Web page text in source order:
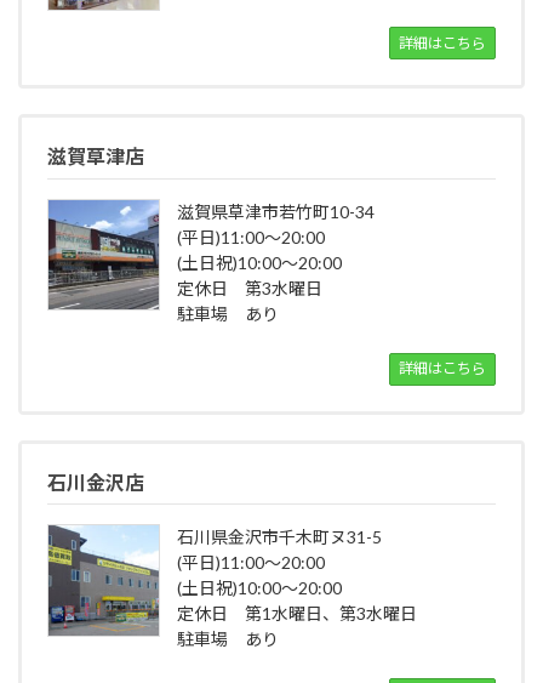
詳細はこちら
滋賀草津店
滋賀県草津市若竹町10-34
(平日)11:00～20:00
(土日祝)10:00～20:00
定休日 第3水曜日
駐車場 あり
詳細はこちら
石川金沢店
石川県金沢市千木町ヌ31-5
(平日)11:00～20:00
(土日祝)10:00～20:00
定休日 第1水曜日、第3水曜日
駐車場 あり